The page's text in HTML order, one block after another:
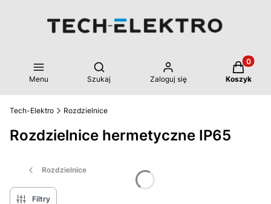
Menu
Otwórz wyszukiwarkę
Szukaj Zaloguj się Koszyk
Tech-Elektro Rozdzielnice
Rozdzielnice hermetyczne IP65
Rozdzielnice
Filtry